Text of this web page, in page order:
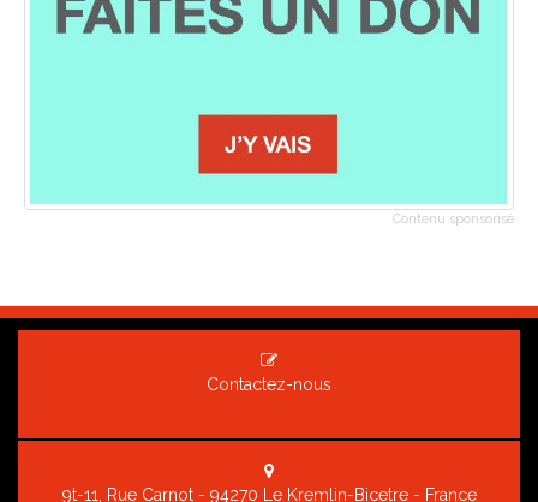
Contenu sponsorisé
Contactez-nous
9t-11, Rue Carnot - 94270 Le Kremlin-Bicetre - France